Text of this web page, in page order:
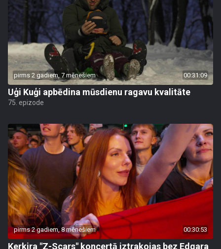
pirms 2 gadiem, 7 mēnešiem 00:31:09
Uģi Kuģi apbēdina mūsdienu ragavu kvalitāte
75. epizode
pirms 2 gadiem, 8 mēnešiem 00:30:53
Kerkira "Z-Scars" koncertā iztrakojas bez Edgara